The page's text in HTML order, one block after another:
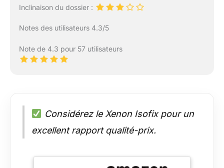
Inclinaison du dossier :
Notes des utilisateurs 4.3/5
Note de 4.3 pour 57 utilisateurs
Considérez le Xenon Isofix pour un
excellent rapport qualité-prix.